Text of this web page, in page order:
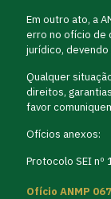
Em outro ato, a
erro no ofício de
jurídico,
Qualquer
direitos,
favor
Ofícios anexos:
Protocolo SEI nº
Ofício ANMP